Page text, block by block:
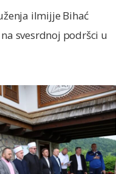
ilmijje Bihać
svesrdnoj podršci u